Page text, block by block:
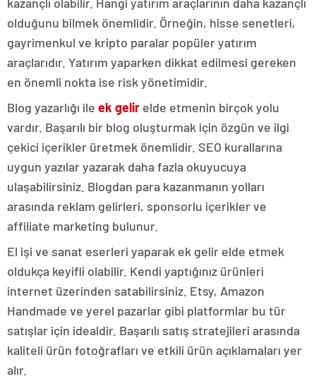
olduğunu bilmek önemlidir. Örneğin, hisse senetleri,
gayrimenkul ve kripto paralar popüler yatırım
araçlarıdır. Yatırım yaparken dikkat edilmesi gereken
en önemli nokta ise risk yönetimidir.
Blog yazarlığı ile ek gelir elde etmenin birçok yolu
vardır. Başarılı bir blog oluşturmak için özgün ve ilgi
çekici içerikler üretmek önemlidir. SEO kurallarına
uygun yazılar yazarak daha fazla okuyucuya
ulaşabilirsiniz. Blogdan para kazanmanın yolları
arasında reklam gelirleri, sponsorlu içerikler ve
affiliate marketing bulunur.
El işi ve sanat eserleri yaparak ek gelir elde etmek
oldukça keyifli olabilir. Kendi yaptığınız ürünleri
internet üzerinden satabilirsiniz. Etsy, Amazon
Handmade ve yerel pazarlar gibi platformlar bu tür
satışlar için idealdir. Başarılı satış stratejileri arasında
kaliteli ürün fotoğrafları ve etkili ürün açıklamaları yer
alır.